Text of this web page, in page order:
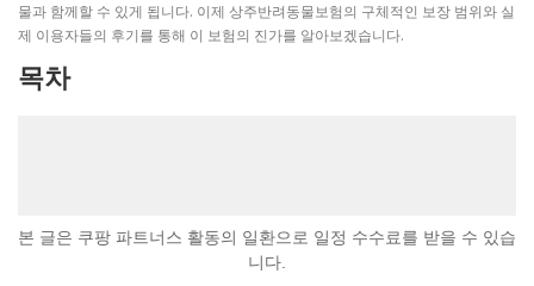
물과 함께할 수 있게 됩니다. 이제 상주반려동물보험의 구체적인 보장 범위와 실
제 이용자들의 후기를 통해 이 보험의 진가를 알아보겠습니다.
목차
본 글은 쿠팡 파트너스 활동의 일환으로 일정 수수료를 받을 수 있습
니다.